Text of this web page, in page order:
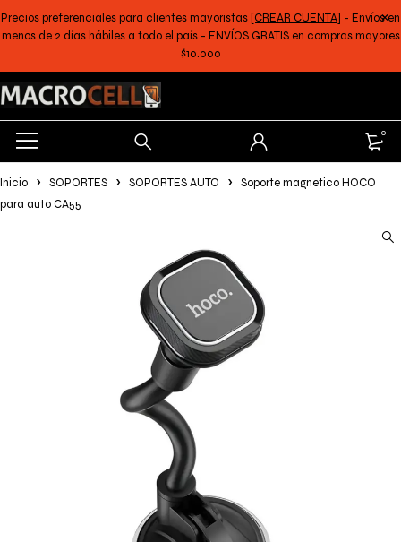
Precios preferenciales para clientes mayoristas [CREAR CUENTA] - Envíos en
menos de 2 días hábiles a todo el país - ENVÍOS GRATIS en compras mayores
$10.000
0
Inicio SOPORTES SOPORTES AUTO
Soporte magnetico HOCO
para auto CA55